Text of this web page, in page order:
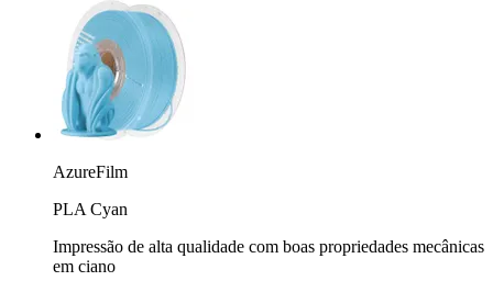
AzureFilm
PLA Cyan
Impressão de alta qualidade com boas propriedades mecânicas
em ciano